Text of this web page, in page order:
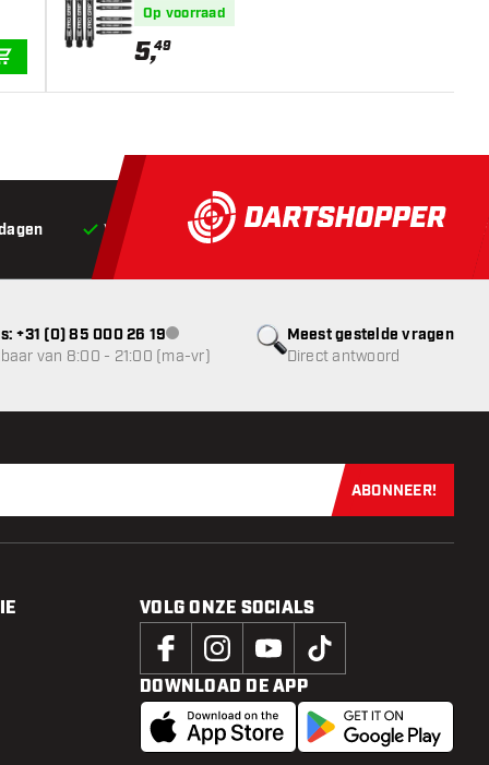
Op voorraad
5,49
Voor 22:00 besteld,vandaag verstuurd*
Meest gestelde vragen
Direct antwoord
+31 (0) 85 000 26 19klantenservice niet beschikbaar
van 8:00 - 21:00 (ma-vr)
Schrijf je
ABONNEER!
VOLG ONZE SOCIALS
DOWNLOAD DE APP